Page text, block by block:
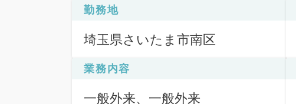
勤務地
埼玉県さいたま市南区
業務内容
一般外来、一般外来